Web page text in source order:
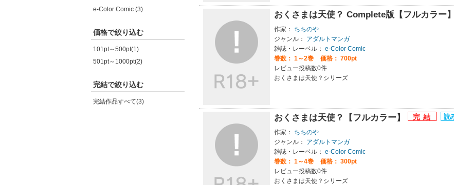
e-Color Comic (3)
価格で絞り込む
101pt～500pt(1)
501pt～1000pt(2)
完結で絞り込む
完結作品すべて(3)
おくさまは天使？ Complete版【フルカラー】
作家：
ちちのや
ジャンル：
アダルトマンガ
雑誌・レーベル： e-Color Comic
巻数： 1～2巻
価格： 700pt
レビュー投稿数0件
おくさまは天使？シリーズ
おくさまは天使？【フルカラー】
作家：
ちちのや
ジャンル：
アダルトマンガ
雑誌・レーベル： e-Color Comic
巻数： 1～4巻
価格： 300pt
レビュー投稿数0件
おくさまは天使？シリーズ